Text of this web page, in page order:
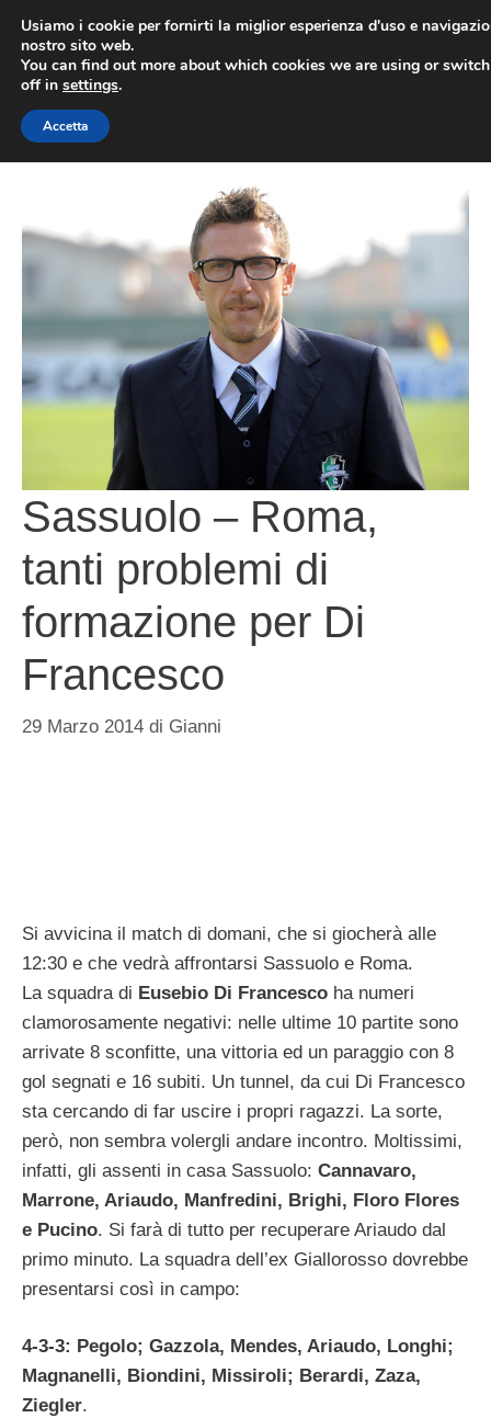
contenuto
Sassuolo – Roma,
tanti problemi di
formazione per Di
Francesco
29 Marzo 2014 di Gianni
Si avvicina il match di domani, che si giocherà alle
12:30 e che vedrà affrontarsi Sassuolo e Roma.
La squadra di Eusebio Di Francesco ha numeri
clamorosamente negativi: nelle ultime 10 partite sono
arrivate 8 sconfitte, una vittoria ed un paraggio con 8
gol segnati e 16 subiti. Un tunnel, da cui Di Francesco
sta cercando di far uscire i propri ragazzi. La sorte,
però, non sembra volergli andare incontro. Moltissimi,
infatti, gli assenti in casa Sassuolo: Cannavaro,
Marrone, Ariaudo, Manfredini, Brighi, Floro Flores
e Pucino. Si farà di tutto per recuperare Ariaudo dal
primo minuto. La squadra dell’ex Giallorosso dovrebbe
presentarsi così in campo:
4-3-3: Pegolo; Gazzola, Mendes, Ariaudo, Longhi;
Magnanelli, Biondini, Missiroli; Berardi, Zaza,
Ziegler.
Usiamo i cookie per fornirti la miglior esperienza d'uso e
nostro sito web.
You can find out more about which cookies we are using or
off in settings.
Accetta